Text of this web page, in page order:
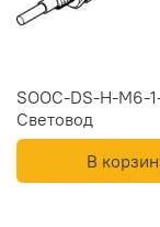
SOOC-DS-H-M6-
Световод
В